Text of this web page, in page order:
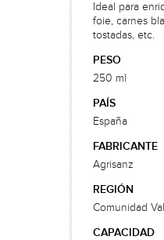
Ideal para
foie, carnes
tostadas, etc.
PESO
250 ml
PAÍS
España
FABRICANTE
Agrisanz
REGIÓN
Comunidad
CAPACIDAD